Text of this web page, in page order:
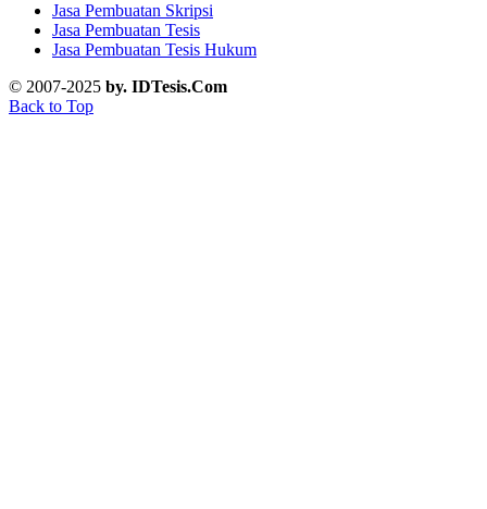
Jasa Pembuatan Skripsi
Jasa Pembuatan Tesis
Jasa Pembuatan Tesis Hukum
© 2007-2025 by. IDTesis.Com
Back to Top